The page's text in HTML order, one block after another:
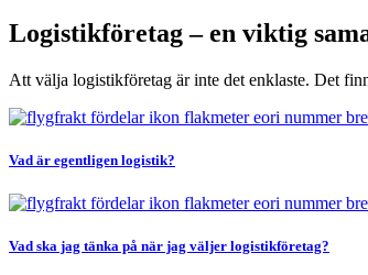
Logistikföretag – en viktig
Att välja logistikföretag är inte det enklaste. Det
Vad är egentligen logistik?
Vad ska jag tänka på när jag väljer logistikföretag?